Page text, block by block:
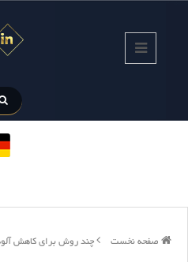
صفحه نخست چند روش برای کاهش